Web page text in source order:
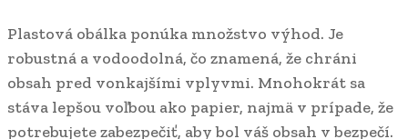
Plastová obálka ponúka množstvo výhod. Je
robustná a vodoodolná, čo znamená, že chráni
obsah pred vonkajšími vplyvmi. Mnohokrát sa
stáva lepšou voľbou ako papier, najmä v prípade, že
potrebujete zabezpečiť, aby bol váš obsah v bezpečí.